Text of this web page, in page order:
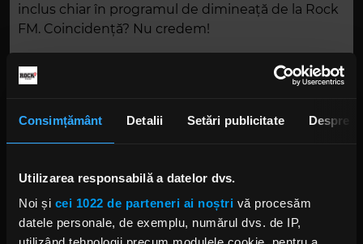
Consimțământ Detalii Setări publicitate Despre
Utilizarea responsabilă a datelor dvs.
Noi și cei 1022 de parteneri ai noștri vă procesăm
datele personale, de exemplu, numărul dvs. de IP,
inclus chiar în programul de dimineață de la Rock
FM. Coincidență? Nu credem!
MG la Electric Castle - ziua 4
19 IULIE 2026 –